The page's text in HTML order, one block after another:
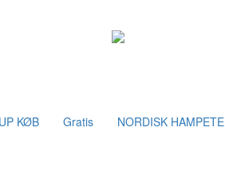
KØB Gratis NORDISK HAMPETE